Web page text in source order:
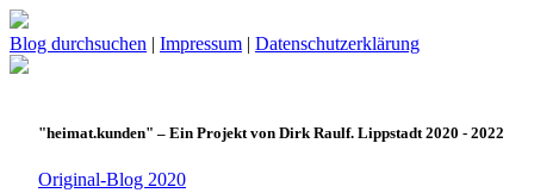
Blog durchsuchen | Impressum | Datenschutzerklärung
"heimat.kunden" – Ein Projekt von Dirk Raulf. Lippstadt 2020 - 2022
Original-Blog 2020